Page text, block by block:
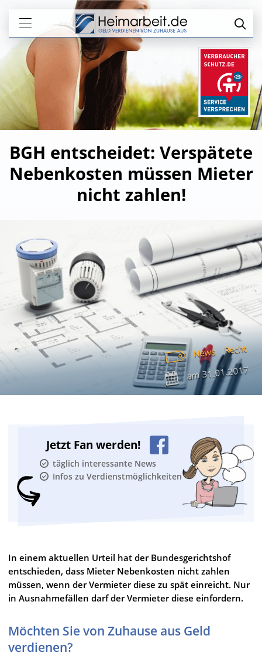
BGH entscheidet: Verspätete
Nebenkosten müssen Mieter
nicht zahlen!
News Recht
am31.01.2017
Jetzt Fan werden!
täglich interessante News
Infos zu Verdienstmöglichkeiten
In einem aktuellen Urteil hat der Bundesgerichtshof
entschieden, dass Mieter Nebenkosten nicht zahlen
müssen, wenn der Vermieter diese zu spät einreicht. Nur
in Ausnahmefällen darf der Vermieter diese einfordern.
Möchten Sie von Zuhause aus Geld
verdienen?